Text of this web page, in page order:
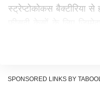
स्ट्रेप्टोकोकस बैक्टीरिया से
रहे.
SPONSORED LINKS BY